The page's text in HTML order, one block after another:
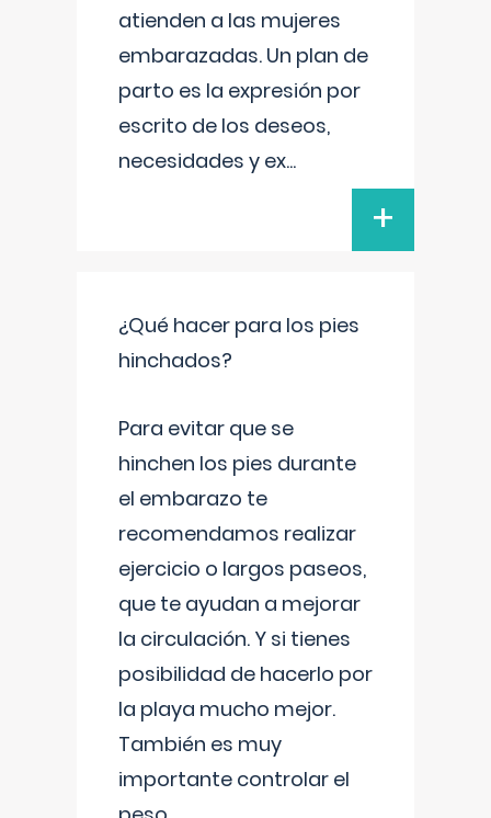
atienden a las mujeres
embarazadas. Un plan de
parto es la expresión por
escrito de los deseos,
necesidades y ex...
+
¿Qué hacer para los pies
hinchados?
Para evitar que se
hinchen los pies durante
el embarazo te
recomendamos realizar
ejercicio o largos paseos,
que te ayudan a mejorar
la circulación. Y si tienes
posibilidad de hacerlo por
la playa mucho mejor.
También es muy
importante controlar el